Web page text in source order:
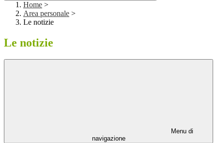
Home >
Area personale >
Le notizie
Le notizie
Menu di
navigazione